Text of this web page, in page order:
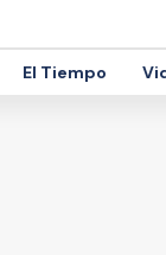
El Tiempo